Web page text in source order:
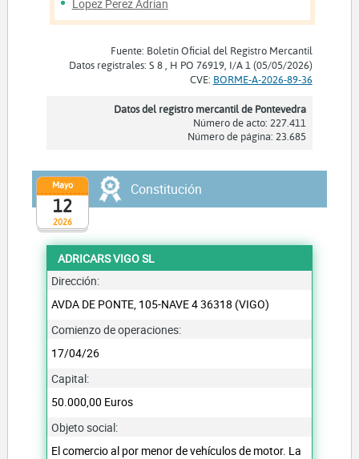
Lopez Perez Adrian
Fuente: Boletín Oficial del Registro Mercantil
Datos registrales: S 8 , H PO 76919, I/A 1 (05/05/2026)
CVE: BORME-A-2026-89-36
Datos del registro mercantil de Pontevedra
Número de acto: 227.411
Número de página: 23.685
2026
Mayo
12
Constitución
ADRICARS VIGO SL
Dirección:
AVDA DE PONTE, 105-NAVE 4 36318 (VIGO)
Comienzo de operaciones:
17/04/26
Capital:
50.000,00 Euros
Objeto social:
El comercio al por menor de vehículos de motor. La